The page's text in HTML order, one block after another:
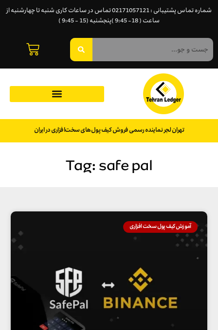
شماره تماس پشتیبانی : 02171057121 تماس در ساعات کاری شنبه تا چهارشنبه از
ساعت ( 18- 9:45 )پنجشنبه (15 - 9:45 )
تهران لجر نماینده رسمی فروش کیف پول‌های سخت‌افزاری در ایران
Tag: safe pal
آموزش کیف پول سخت افزاری